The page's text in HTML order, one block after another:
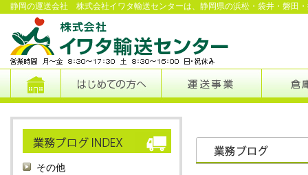
静岡の運送会社 株式会社イワタ輸送センターは、静岡県の浜松・袋井・磐田
その他